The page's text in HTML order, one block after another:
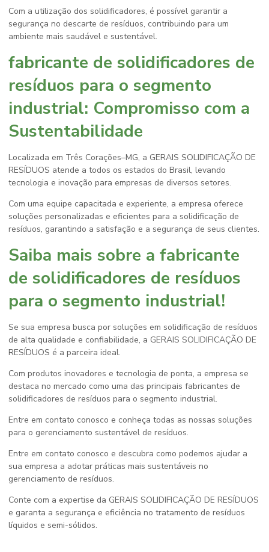
Com a utilização dos solidificadores, é possível garantir a
segurança no descarte de resíduos, contribuindo para um
ambiente mais saudável e sustentável.
fabricante de solidificadores de
resíduos para o segmento
industrial: Compromisso com a
Sustentabilidade
Localizada em Três Corações–MG, a GERAIS SOLIDIFICAÇÃO DE
RESÍDUOS atende a todos os estados do Brasil, levando
tecnologia e inovação para empresas de diversos setores.
Com uma equipe capacitada e experiente, a empresa oferece
soluções personalizadas e eficientes para a solidificação de
resíduos, garantindo a satisfação e a segurança de seus clientes.
Saiba mais sobre a fabricante
de solidificadores de resíduos
para o segmento industrial!
Se sua empresa busca por soluções em solidificação de resíduos
de alta qualidade e confiabilidade, a GERAIS SOLIDIFICAÇÃO DE
RESÍDUOS é a parceira ideal.
Com produtos inovadores e tecnologia de ponta, a empresa se
destaca no mercado como uma das principais fabricantes de
solidificadores de resíduos para o segmento industrial.
Entre em contato conosco e conheça todas as nossas soluções
para o gerenciamento sustentável de resíduos.
Entre em contato conosco e descubra como podemos ajudar a
sua empresa a adotar práticas mais sustentáveis no
gerenciamento de resíduos.
Conte com a expertise da GERAIS SOLIDIFICAÇÃO DE RESÍDUOS
e garanta a segurança e eficiência no tratamento de resíduos
líquidos e semi-sólidos.